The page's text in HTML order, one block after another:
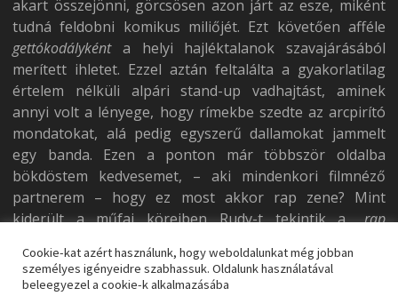
akart összejönni, görcsösen azon járt az esze, miként
tudná feldobni komikus miliőjét. Ezt követően afféle
gettókodálykénta helyi hajléktalanok szavajárásából
merített ihletet. Ezzel aztán feltalálta a gyakorlatilag
értelem nélküli alpári stand-up vadhajtást, aminek
annyi volt a lényege, hogy rímekbe szedte az arcpirító
mondatokat, alá pedig egyszerű dallamokat jammelt
egy banda. Ezen a ponton már többször oldalba
bökdöstem kedvesemet, – aki mindenkori filmnéző
partnerem – hogy ez most akkor rap zene? Mint
kiderült a műfaj köreiben Rudy-t tekintik a„rap
Itt azonban nem áll meg a jó öreg Dolemite. Gondol
Cookie-kat azért használunk, hogy weboldalunkat még jobban
személyes igényeidre szabhassuk. Oldalunk használatával
beleegyezel a cookie-k alkalmazásába